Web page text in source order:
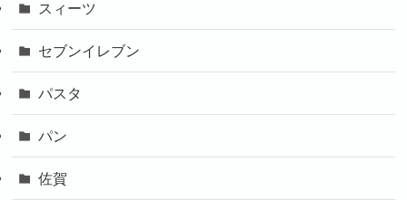
スィーツ
セブンイレブン
パスタ
パン
佐賀